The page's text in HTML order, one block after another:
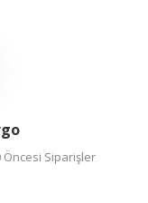
Öncesi Siparişler